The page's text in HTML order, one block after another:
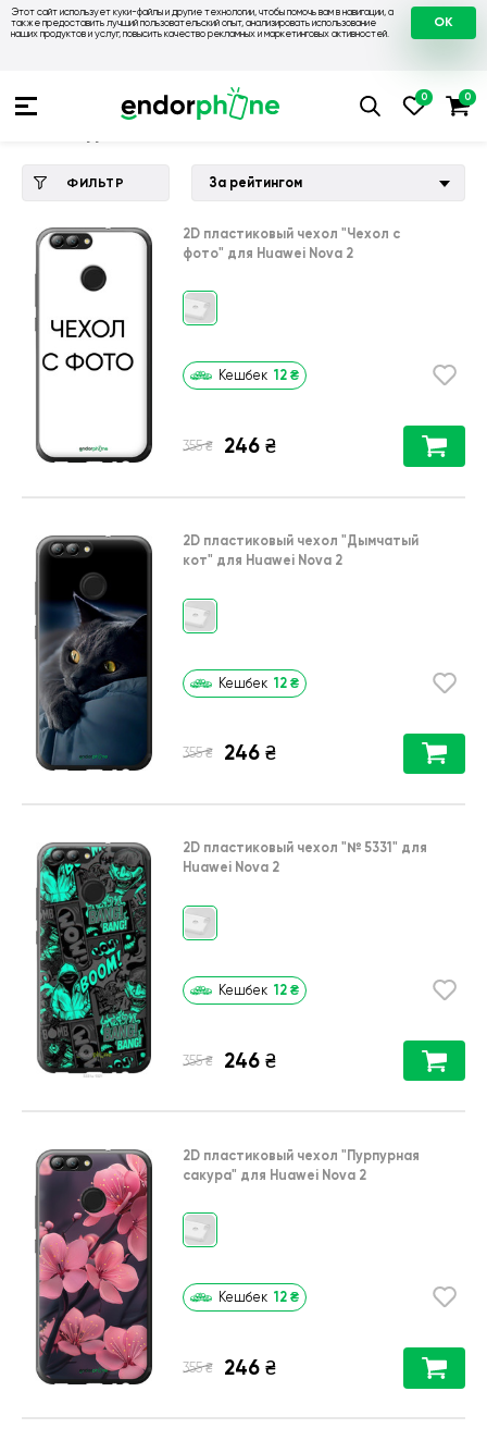
Этот сайт использует куки-файлы и другие технологии, чтобы помочь вам в навигации, а
также предоставить лучший пользовательский опыт, анализировать использование
наших продуктов и услуг, повысить качество рекламных и маркетинговых активностей.
OK
💙 Чехлы на Huawei 💛 Чехол для
ФИЛЬТР За рейтингом
2D пластиковый чехол "Чехол с
фото" для Huawei Nova 2
Кешбек 12 ₴
355 ₴ 246 ₴
2D пластиковый чехол "Дымчатый
кот" для Huawei Nova 2
Кешбек 12 ₴
355 ₴ 246 ₴
2D пластиковый чехол "№ 5331" для
Huawei Nova 2
Кешбек 12 ₴
355 ₴ 246 ₴
2D пластиковый чехол "Пурпурная
сакура" для Huawei Nova 2
Кешбек 12 ₴
355 ₴ 246 ₴